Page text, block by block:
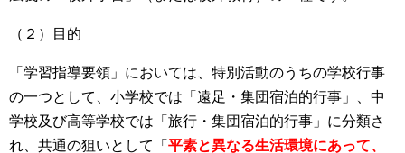
（２）目的
「学習指導要領」においては、特別活動のうちの学校行事
の一つとして、小学校では「遠足・集団宿泊的行事」、中
学校及び高等学校では「旅行・集団宿泊的行事」に分類さ
れ、共通の狙いとして「 平素と異なる生活環境にあって、